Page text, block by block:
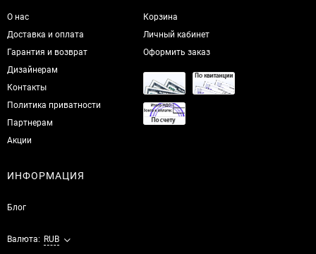
О нас
Доставка и оплата
Гарантия и возврат
Дизайнерам
Контакты
Политика приватности
Партнерам
Акции
Корзина
Личный кабинет
Оформить заказ
ИНФОРМАЦИЯ
Блог
Валюта: RUB